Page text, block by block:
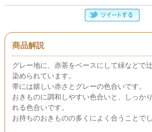
商品解説
グレー地に、赤茶をベースにして緑などで
染められています。
帯には嬉しい赤さとグレーの色合いです。
おきものに調和しやすい色合いと、しっか
れる色合いです。
お持ちのおきものの多くによく合うことでし